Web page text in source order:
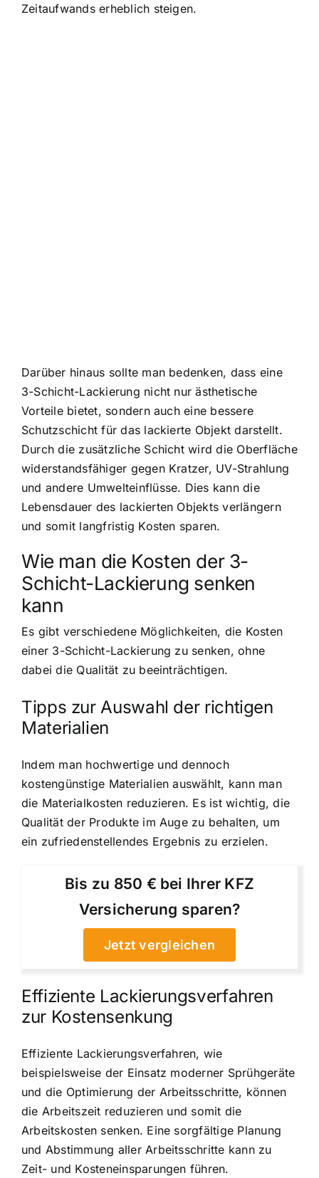
Zeitaufwands erheblich steigen.
Darüber hinaus sollte man bedenken, dass eine
3-Schicht-Lackierung nicht nur ästhetische
Vorteile bietet, sondern auch eine bessere
Schutzschicht für das lackierte Objekt darstellt.
Durch die zusätzliche Schicht wird die Oberfläche
widerstandsfähiger gegen Kratzer, UV-Strahlung
und andere Umwelteinflüsse. Dies kann die
Lebensdauer des lackierten Objekts verlängern
und somit langfristig Kosten sparen.
Wie man die Kosten der 3-
Schicht-Lackierung senken
kann
Es gibt verschiedene Möglichkeiten, die Kosten
einer 3-Schicht-Lackierung zu senken, ohne
dabei die Qualität zu beeinträchtigen.
Tipps zur Auswahl der richtigen
Materialien
Indem man hochwertige und dennoch
kostengünstige Materialien auswählt, kann man
die Materialkosten reduzieren. Es ist wichtig, die
Qualität der Produkte im Auge zu behalten, um
ein zufriedenstellendes Ergebnis zu erzielen.
Bis zu 850 € bei Ihrer KFZ
Versicherung sparen?
Jetzt vergleichen
Effiziente Lackierungsverfahren
zur Kostensenkung
Effiziente Lackierungsverfahren, wie
beispielsweise der Einsatz moderner Sprühgeräte
und die Optimierung der Arbeitsschritte, können
die Arbeitszeit reduzieren und somit die
Arbeitskosten senken. Eine sorgfältige Planung
und Abstimmung aller Arbeitsschritte kann zu
Zeit- und Kosteneinsparungen führen.